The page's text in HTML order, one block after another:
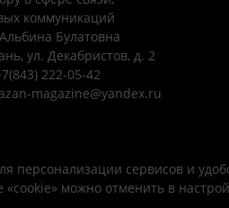
коммуникаций
Булатовна
ул. Декабристов, д. 2
222-05-42
magazine@yandex.ru
персонализации сервисов и
можно отменить в